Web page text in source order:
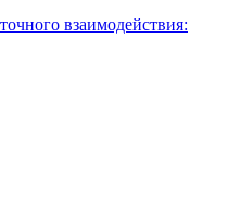
взаимодействия: